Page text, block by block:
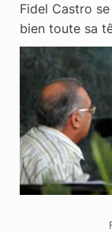
Fidel Castro
bien toute sa